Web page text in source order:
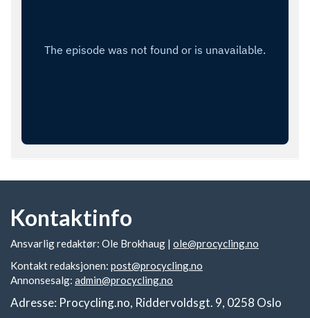
Kontaktinfo
Ansvarlig redaktør: Ole Brokhaug | ole@procycling.no
Kontakt redaksjonen: post@procycling.no
Annonsesalg: admin@procycling.no
Adresse: Procycling.no, Riddervoldsgt. 9, 0258 Oslo